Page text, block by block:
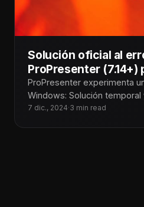
Solución oficial al
ProPresenter (7.14+)
ProPresenter experimenta
Windows: Solución
En Tecnoiglesia, somos
7 dic., 2024·3 min read